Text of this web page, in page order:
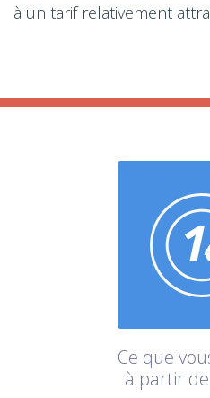
à un tarif relativement
Ce que
à partir